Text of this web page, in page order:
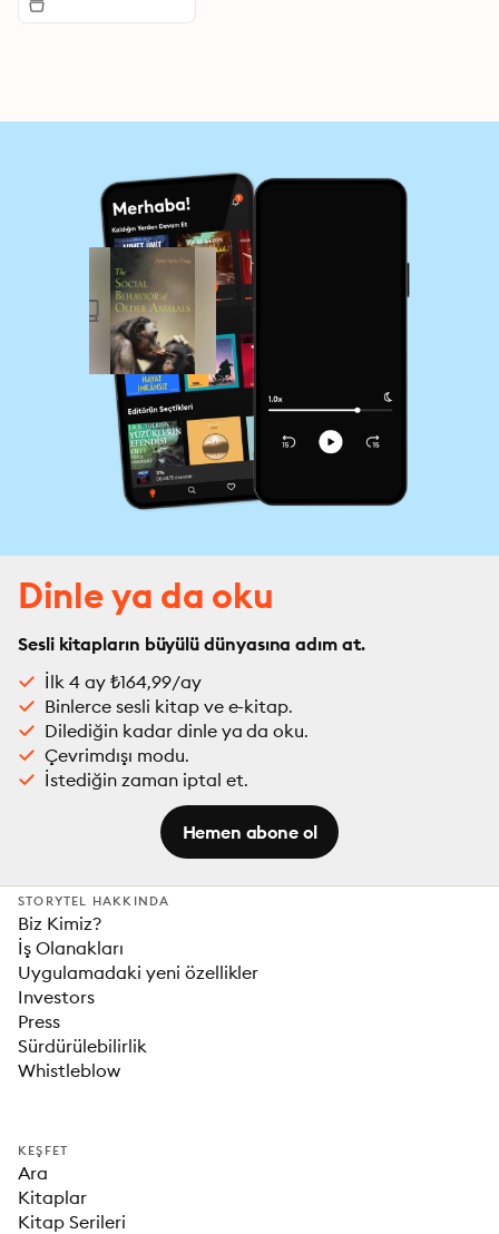
Dinle ya da oku
Sesli kitapların büyülü dünyasına adım at.
İlk 4 ay ₺164,99/ay
Binlerce sesli kitap ve e-kitap.
Dilediğin kadar dinle ya da oku.
Çevrimdışı modu.
İstediğin zaman iptal et.
Hemen abone ol
STORYTEL HAKKINDA
Biz Kimiz?
İş Olanakları
Uygulamadaki yeni özellikler
Investors
Press
Sürdürülebilirlik
Whistleblow
KEŞFET
Ara
Kitaplar
Kitap Serileri